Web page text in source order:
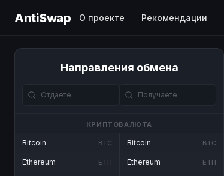
AntiSwap О проекте Рекомендации
Направления обмена
КРИПТОВАЛЮТА
Bitcoin BTC
Ethereum ETH
Bitcoin BTC
Ethereum ETH